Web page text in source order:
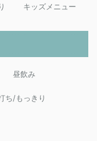
キッズメニュー
昼飲み
ち/もっきり